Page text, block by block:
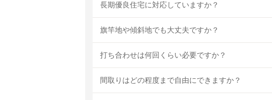
長期優良住宅に対応していますか？
旗竿地や傾斜地でも大丈夫ですか？
打ち合わせは何回くらい必要ですか？
間取りはどの程度まで自由にできますか？